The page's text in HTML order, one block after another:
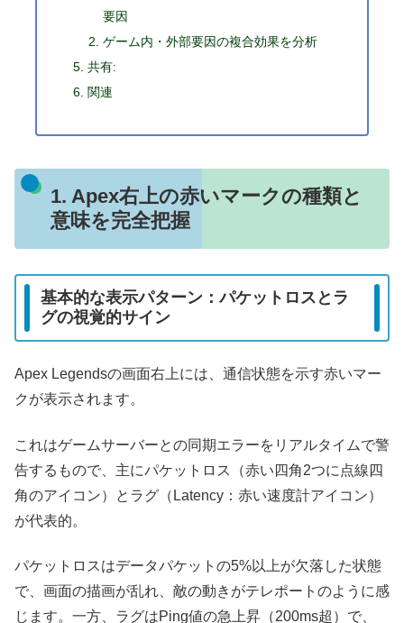
要因
ゲーム内・外部要因の複合効果を分析
共有:
関連
1. Apex右上の赤いマークの種類と
意味を完全把握
基本的な表示パターン：パケットロスとラ
グの視覚的サイン
Apex Legendsの画面右上には、通信状態を示す赤いマー
クが表示されます。
これはゲームサーバーとの同期エラーをリアルタイムで警
告するもので、主にパケットロス（赤い四角2つに点線四
角のアイコン）とラグ（Latency：赤い速度計アイコン）
が代表的。
パケットロスはデータパケットの5%以上が欠落した状態
で、画面の描画が乱れ、敵の動きがテレポートのように感
じます。一方、ラグはPing値の急上昇（200ms超）で、